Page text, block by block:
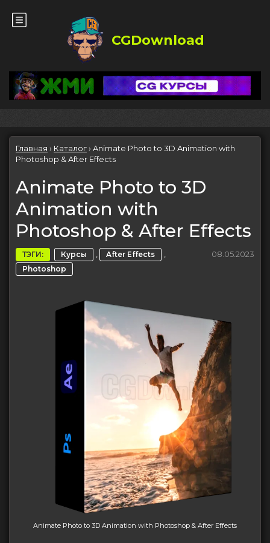
CGDownload
Главная › Каталог› Animate Photo to 3D Animation with
Photoshop & After Effects
Animate Photo to 3D
Animation with
Photoshop & After Effects
ТЭГИ: Курсы , After Effects ,
Photoshop
08.05.2023
Animate Photo to 3D Animation with Photoshop & After Effects